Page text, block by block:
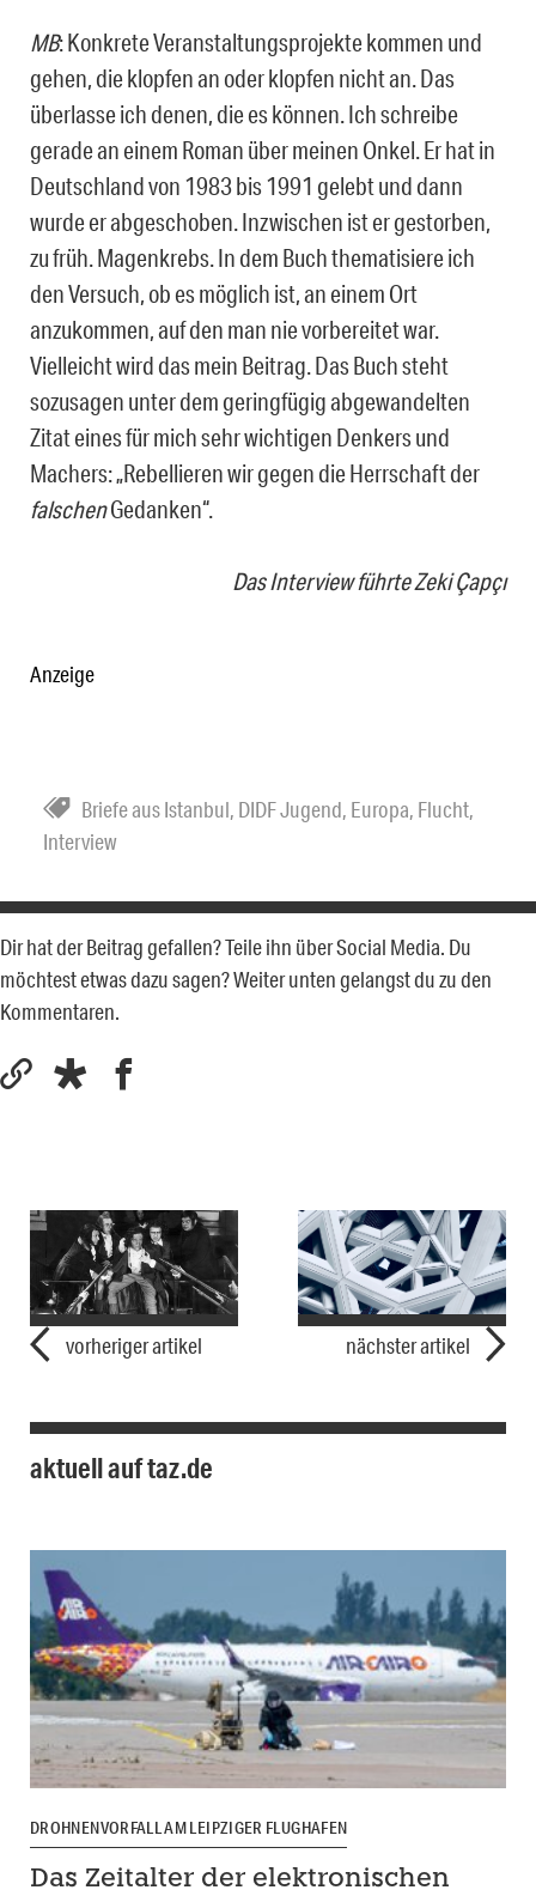
MB: Konkrete Veranstaltungsprojekte kommen und
gehen, die klopfen an oder klopfen nicht an. Das
überlasse ich denen, die es können. Ich schreibe
gerade an einem Roman über meinen Onkel. Er hat in
Deutschland von 1983 bis 1991 gelebt und dann
wurde er abgeschoben. Inzwischen ist er gestorben,
zu früh. Magenkrebs. In dem Buch thematisiere ich
den Versuch, ob es möglich ist, an einem Ort
anzukommen, auf den man nie vorbereitet war.
Vielleicht wird das mein Beitrag. Das Buch steht
sozusagen unter dem geringfügig abgewandelten
Zitat eines für mich sehr wichtigen Denkers und
Machers: „Rebellieren wir gegen die Herrschaft der
falschenGedanken“.
Das Interview führte Zeki Çapçı
Anzeige
Briefe aus Istanbul, DIDF Jugend, Europa, Flucht,
Interview
Dir hat der Beitrag gefallen? Teile ihn über Social Media. Du
möchtest etwas dazu sagen? Weiter unten gelangst du zu den
Kommentaren.
vorheriger artikel nächster artikel
aktuell auf taz.de
DROHNENVORFALL AM LEIPZIGER FLUGHAFEN
Das Zeitalter der elektronischen